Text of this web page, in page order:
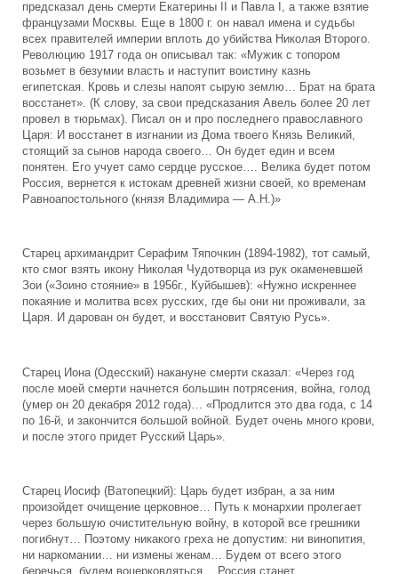
предсказал день смерти Екатерины II и Павла I, а также взятие
французами Москвы. Еще в 1800 г. он навал имена и судьбы
всех правителей империи вплоть до убийства Николая Второго.
Революцию 1917 года он описывал так: «Мужик с топором
возьмет в безумии власть и наступит воистину казнь
египетская. Кровь и слезы напоят сырую землю… Брат на брата
восстанет». (К слову, за свои предсказания Авель более 20 лет
провел в тюрьмах). Писал он и про последнего православного
Царя: И восстанет в изгнании из Дома твоего Князь Великий,
стоящий за сынов народа своего… Он будет един и всем
понятен. Его учует само сердце русское…. Велика будет потом
Россия, вернется к истокам древней жизни своей, ко временам
Равноапостольного (князя Владимира — А.Н.)»
Старец архимандрит Серафим Тяпочкин (1894-1982), тот самый,
кто смог взять икону Николая Чудотворца из рук окаменевшей
Зои («Зоино стояние» в 1956г., Куйбышев): «Нужно искреннее
покаяние и молитва всех русских, где бы они ни проживали, за
Царя. И дарован он будет, и восстановит Святую Русь».
Старец Иона (Одесский) накануне смерти сказал: «Через год
после моей смерти начнется большин потрясения, война, голод
(умер он 20 декабря 2012 года)… «Продлится это два года, с 14
по 16-й, и закончится большой войной. Будет очень много крови,
и после этого придет Русский Царь».
Старец Иосиф (Ватопецкий): Царь будет избран, а за ним
произойдет очищение церковное… Путь к монархии пролегает
через большую очистительную войну, в которой все грешники
погибнут… Поэтому никакого греха не допустим: ни винопития,
ни наркомании… ни измены женам… Будем от всего этого
беречься, будем воцерковляться… Россия станет